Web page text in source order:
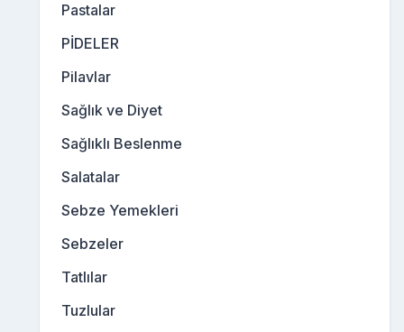
Pastalar
PİDELER
Pilavlar
Sağlık ve Diyet
Sağlıklı Beslenme
Salatalar
Sebze Yemekleri
Sebzeler
Tatlılar
Tuzlular